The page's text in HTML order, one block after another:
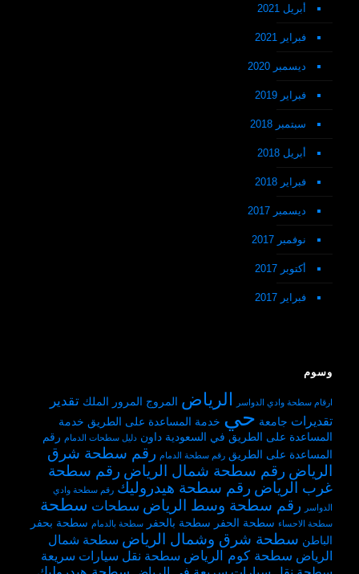
أبريل 2021
فبراير 2021
ديسمبر 2020
فبراير 2019
سبتمبر 2018
أبريل 2018
فبراير 2018
ديسمبر 2017
نوفمبر 2017
أكتوبر 2017
فبراير 2017
وسوم
ارقام سطحة وادي الدواسر الرياض المروج المرور الملك تقدير
تقديرات جامعة حي خدمة المساعدة على الطريق خدمة
المساعدة على الطريق في السعودية داون دليل سطحات الدمام رقم
المساعدة على الطريق رقم سطحة الدمام رقم سطحة شرق
الرياض رقم سطحة شمال الرياض رقم سطحة
غرب الرياض رقم سطحة هيدروليك رقم سطحة وادي
الدواسر
رقم سطحة وسط الرياض سطحات سطحة
سطحة الاحساء سطحة الحفر سطحة بالحفر سطحة بالدمام سطحة بحفر
الباطن سطحة شرق وشمال الرياض سطحة شمال
الرياض سطحة كوم الرياض سطحة نقل سيارات سريعة